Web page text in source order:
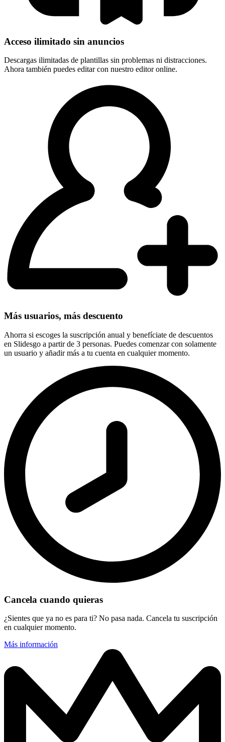
Acceso ilimitado sin anuncios
Descargas ilimitadas de plantillas sin problemas ni distracciones.
Ahora también puedes editar con nuestro editor online.
Más usuarios, más descuento
Ahorra si escoges la suscripción anual y benefíciate de descuentos
en Slidesgo a partir de 3 personas. Puedes comenzar con solamente
un usuario y añadir más a tu cuenta en cualquier momento.
Cancela cuando quieras
¿Sientes que ya no es para ti? No pasa nada. Cancela tu suscripción
en cualquier momento.
Más información